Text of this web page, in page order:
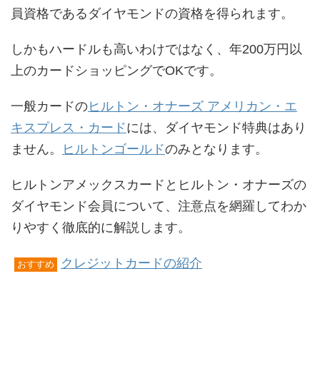
員資格であるダイヤモンドの資格を得られます。
しかもハードルも高いわけではなく、年200万円以
上のカードショッピングでOKです。
一般カードのヒルトン・オナーズ アメリカン・エ
キスプレス・カードには、ダイヤモンド特典はあり
ません。
ヒルトンゴールドのみとなります。
ヒルトンアメックスカードとヒルトン・オナーズの
ダイヤモンド会員について、注意点を網羅してわか
りやすく徹底的に解説します。
おすすめ クレジットカードの紹介